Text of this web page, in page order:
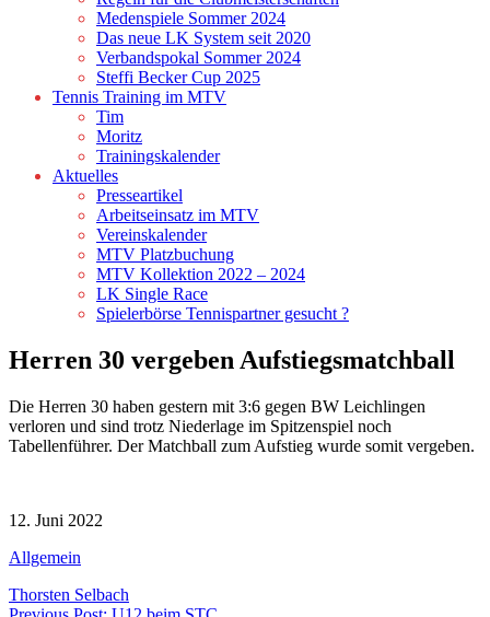
Medenspiele Sommer 2024
Das neue LK System seit 2020
Verbandspokal Sommer 2024
Steffi Becker Cup 2025
Tennis Training im MTV
Tim
Moritz
Trainingskalender
Aktuelles
Presseartikel
Arbeitseinsatz im MTV
Vereinskalender
MTV Platzbuchung
MTV Kollektion 2022 – 2024
LK Single Race
Spielerbörse Tennispartner gesucht ?
Herren 30 vergeben Aufstiegsmatchball
Die Herren 30 haben gestern mit 3:6 gegen BW Leichlingen
verloren und sind trotz Niederlage im Spitzenspiel noch
Tabellenführer. Der Matchball zum Aufstieg wurde somit vergeben.
12. Juni 2022
Allgemein
Thorsten Selbach